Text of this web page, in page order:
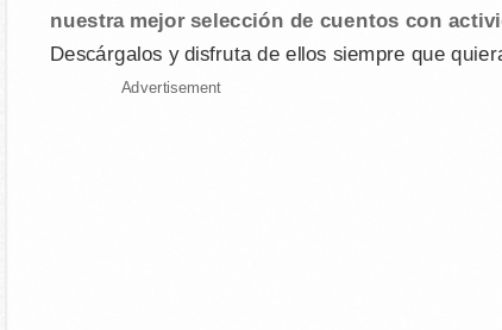
nuestra mejor selección de cuentos con
Descárgalos y disfruta de ellos siempre que
Advertisement